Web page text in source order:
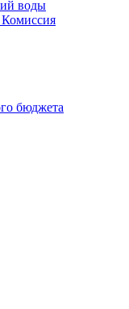
воды
Комиссия
бюджета